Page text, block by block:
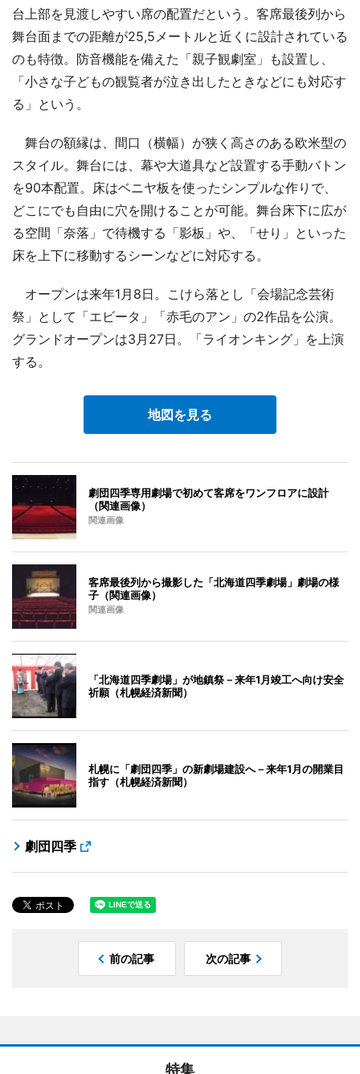
台上部を見渡しやすい席の配置だという。客席最後列から
舞台面までの距離が25,5メートルと近くに設計されている
のも特徴。防音機能を備えた「親子観劇室」も設置し、
「小さな子どもの観覧者が泣き出したときなどにも対応す
る」という。
舞台の額縁は、間口（横幅）が狭く高さのある欧米型の
スタイル。舞台には、幕や大道具など設置する手動バトン
を90本配置。床はベニヤ板を使ったシンプルな作りで、
どこにでも自由に穴を開けることが可能。舞台床下に広が
る空間「奈落」で待機する「影板」や、「せり」といった
床を上下に移動するシーンなどに対応する。
オープンは来年1月8日。こけら落とし「会場記念芸術
祭」として「エビータ」「赤毛のアン」の2作品を公演。
グランドオープンは3月27日。「ライオンキング」を上演
する。
地図を見る
劇団四季専用劇場で初めて客席をワンフロアに設計
（関連画像）
関連画像
客席最後列から撮影した「北海道四季劇場」劇場の様
子（関連画像）
関連画像
「北海道四季劇場」が地鎮祭－来年1月竣工へ向け安全
祈願（札幌経済新聞）
札幌に「劇団四季」の新劇場建設へ－来年1月の開業目
指す（札幌経済新聞）
劇団四季
前の記事 次の記事
特集